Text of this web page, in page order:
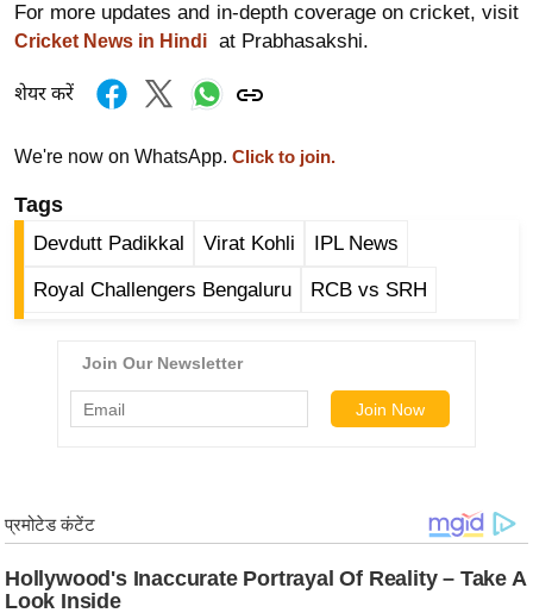
न्यू
ज
ब्री
म
रं
ज
हॉ
ली
वु
For more updates and in-depth coverage on cricket, visit
Cricket News in Hindi at Prabhasakshi.
शेयर करें
We're now on WhatsApp. Click to join.
Tags
Devdutt Padikkal Virat Kohli IPL News
Royal Challengers Bengaluru RCB vs SRH